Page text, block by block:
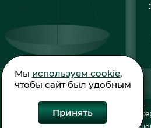
© 2026
Мы используем cookie,
чтобы сайт был удобным
Принять